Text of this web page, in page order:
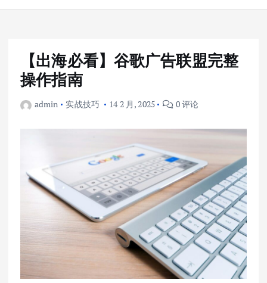
【出海必看】谷歌广告联盟完整
操作指南
admin 实战技巧 14 2 月, 2025 0 评论